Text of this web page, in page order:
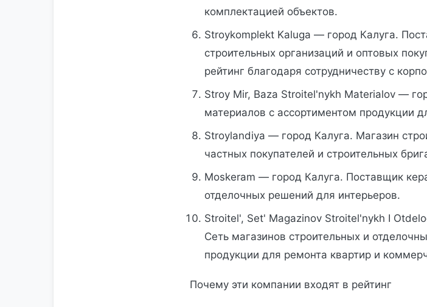
комплектацией объектов.
Stroykomplekt Kaluga — город Калуга.
строительных организаций и оптовых
рейтинг благодаря сотрудничеству с
Stroy Mir, Baza Stroitel'nykh Materialov —
материалов с ассортиментом продукции
Stroylandiya — город Калуга. Магазин
частных покупателей и строительных
Moskeram — город Калуга. Поставщик
отделочных решений для интерьеров.
Stroitel', Set' Magazinov Stroitel'nykh I
Сеть магазинов строительных и
продукции для ремонта квартир и
Почему эти компании входят в рейтинг